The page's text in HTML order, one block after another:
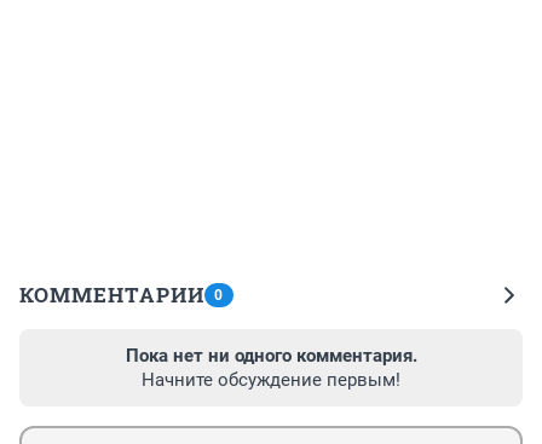
КОММЕНТАРИИ 0
Пока нет ни одного комментария.
Начните обсуждение первым!